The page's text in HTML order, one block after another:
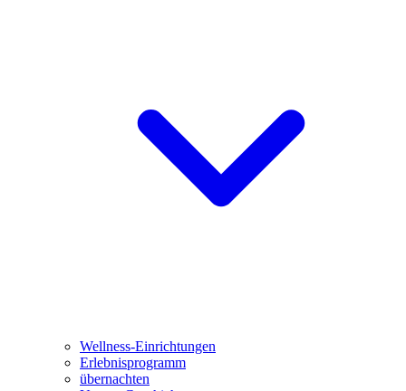
Wellness-Einrichtungen
Erlebnisprogramm
übernachten